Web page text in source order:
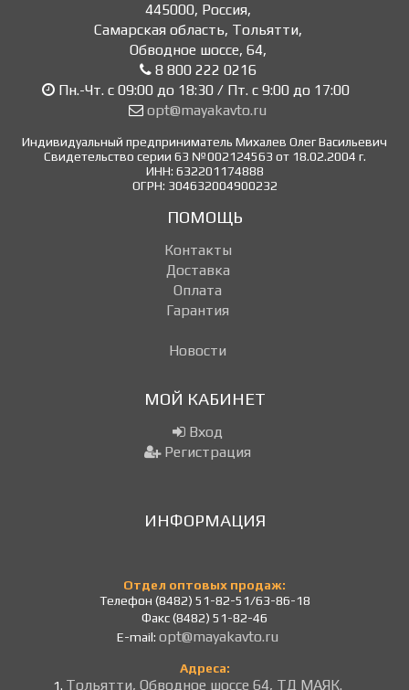
445000, Россия,
Самарская область, Тольятти,
Обводное шоссе, 64,
8 800 222 0216
Пн.-Чт. с 09:00 до 18:30 / Пт. с 9:00 до 17:00
opt@mayakavto.ru
Индивидуальный предприниматель Михалев Олег Васильевич
Свидетельство серии 63 №002124563 от 18.02.2004 г.
ИНН: 632201174888
ОГРН: 304632004900232
ПОМОЩЬ
Контакты
Доставка
Оплата
Гарантия
Новости
МОЙ КАБИНЕТ
Вход
Регистрация
ИНФОРМАЦИЯ
Отдел оптовых продаж:
Телефон (8482) 51-82-51/63-86-18
Факс (8482) 51-82-46
E-mail: opt@mayakavto.ru
Адреса:
1. Тольятти, Обводное шоссе 64, ТД МАЯК.